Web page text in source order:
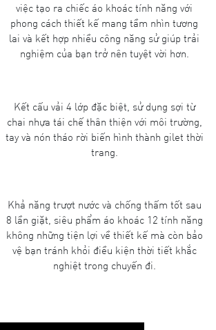
việc tạo ra chiếc áo khoác tính năng với
phong cách thiết kế mang tầm nhìn tương
lai và kết hợp nhiều công năng sử giúp trải
nghiệm của bạn trở nên tuyệt vời hơn.
Kết cấu vải 4 lớp đặc biệt, sử dụng sợi từ
chai nhựa tái chế thân thiện với môi trường,
tay và nón tháo rời biến hình thành gilet thời
trang.
Khả năng trượt nước và chống thấm tốt sau
8 lần giặt, siêu phẩm áo khoác 12 tính năng
không những tiện lợi về thiết kế mà còn bảo
vệ bạn tránh khỏi điều kiện thời tiết khắc
nghiệt trong chuyến đi.